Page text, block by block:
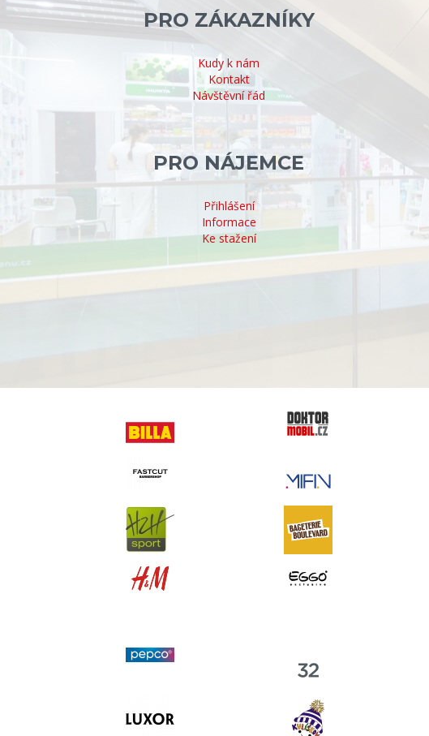
PRO ZÁKAZNÍKY
Kudy k nám
Kontakt
Návštěvní řád
PRO NÁJEMCE
Přihlášení
Informace
Ke stažení